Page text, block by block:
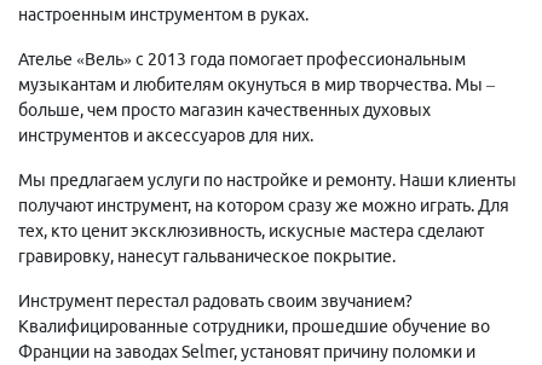
настроенным инструментом в руках.
Ателье «Вель» с 2013 года помогает профессиональным
музыкантам и любителям окунуться в мир творчества. Мы –
больше, чем просто магазин качественных духовых
инструментов и аксессуаров для них.
Мы предлагаем услуги по настройке и ремонту. Наши клиенты
получают инструмент, на котором сразу же можно играть. Для
тех, кто ценит эксклюзивность, искусные мастера сделают
гравировку, нанесут гальваническое покрытие.
Инструмент перестал радовать своим звучанием?
Квалифицированные сотрудники, прошедшие обучение во
Франции на заводах Selmer, установят причину поломки и